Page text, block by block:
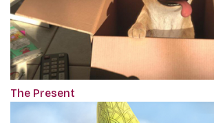
The Present